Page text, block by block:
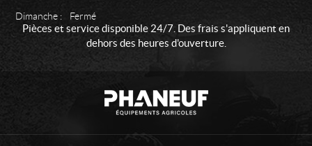
Dimanche :
Fermé
Pièces et service disponible 24/7. Des frais s'appliquent en
dehors des heures d'ouverture.
t
n